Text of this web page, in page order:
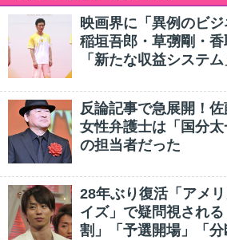
映画界に「異例のビ
稲垣吾郎・草彅剛・
「新たな収益システム
反論記事で急展開！
女性弁護士は「国分太
の担当者だった
28年ぶり復活「アメ
イズ」で疑問視され
割」「予選開場」「分